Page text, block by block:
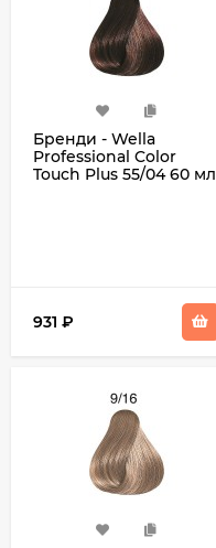
Бренди - Wella
Professional Color
Touch Plus 55/04 60 мл
931 ₽